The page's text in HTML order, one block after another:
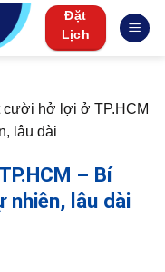
Đặt
Lịch
cười hở lợi ở TP.HCM
lâu dài
– Bí
nhiên, lâu dài